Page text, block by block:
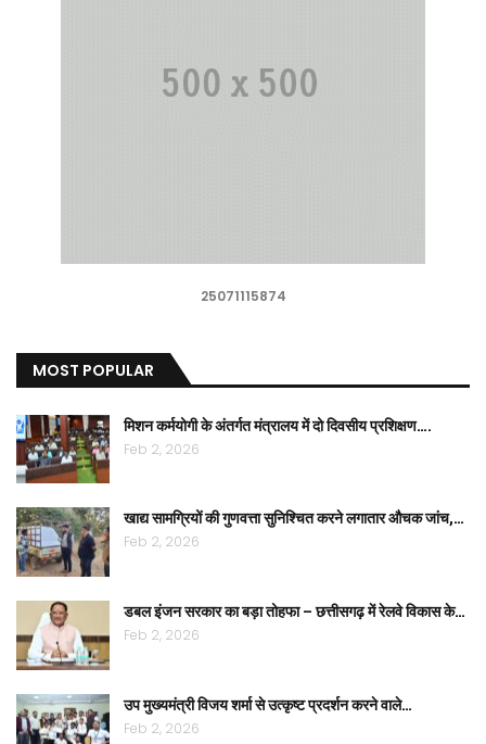
25071115874
MOST POPULAR
मिशन कर्मयोगी के अंतर्गत मंत्रालय में दो दिवसीय प्रशिक्षण….
Feb 2, 2026
खाद्य सामग्रियों की गुणवत्ता सुनिश्चित करने लगातार औचक जांच,…
Feb 2, 2026
डबल इंजन सरकार का बड़ा तोहफा – छत्तीसगढ़ में रेलवे विकास के…
Feb 2, 2026
उप मुख्यमंत्री विजय शर्मा से उत्कृष्ट प्रदर्शन करने वाले…
Feb 2, 2026